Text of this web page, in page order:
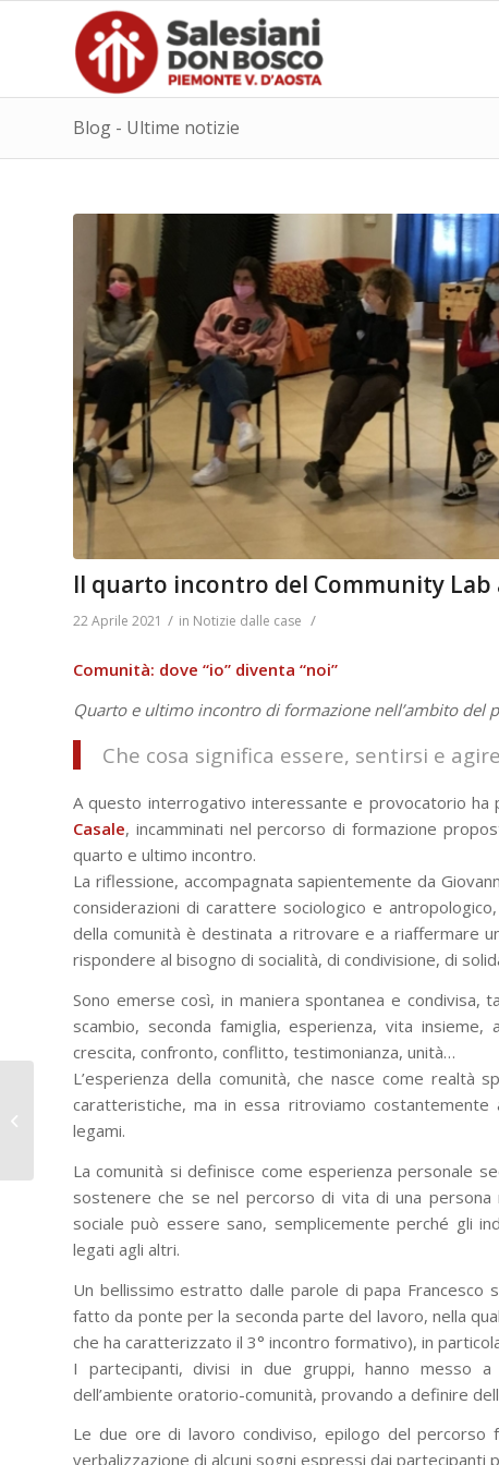
Blog - Ultime notizie
Il quarto incontro del Community Lab
22 Aprile 2021 / in Notizie dalle case /
Comunità: dove “io” diventa “noi”
Quarto e ultimo incontro di formazione nell’ambito del
Che cosa significa essere, sentirsi e
A questo interrogativo interessante e provocatorio ha
Casale, incamminati nel percorso di formazione
quarto e ultimo incontro.
La riflessione, accompagnata sapientemente da
considerazioni di carattere sociologico e
della comunità è destinata a ritrovare e a riaffermare
rispondere al bisogno di socialità, di condivisione, di
Sono emerse così, in maniera spontanea e condivisa,
scambio, seconda famiglia, esperienza, vita
crescita, confronto, conflitto, testimonianza, unità…
L’esperienza della comunità, che nasce come realtà
caratteristiche, ma in essa ritroviamo
legami.
La comunità si definisce come esperienza personale
sostenere che se nel percorso di vita di una
sociale può essere sano, semplicemente perché gli
legati agli altri.
Un bellissimo estratto dalle parole di papa Francesco
fatto da ponte per la seconda parte del lavoro, nella
che ha caratterizzato il 3° incontro formativo), in
I partecipanti, divisi in due gruppi, hanno messo
dell’ambiente oratorio-comunità, provando a definire
Le due ore di lavoro condiviso, epilogo del percorso
verbalizzazione di alcuni sogni espressi dai partecipanti
Presentazione online
del libro “La
sacramentalità della